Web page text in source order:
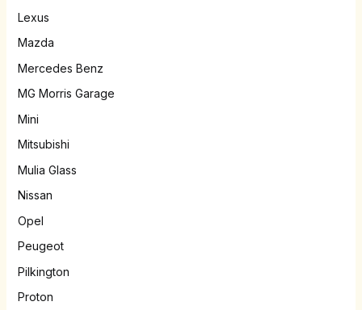
Lexus
Mazda
Mercedes Benz
MG Morris Garage
Mini
Mitsubishi
Mulia Glass
Nissan
Opel
Peugeot
Pilkington
Proton